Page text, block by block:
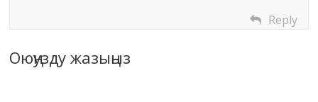
Reply
Оюңузду жазыңыз